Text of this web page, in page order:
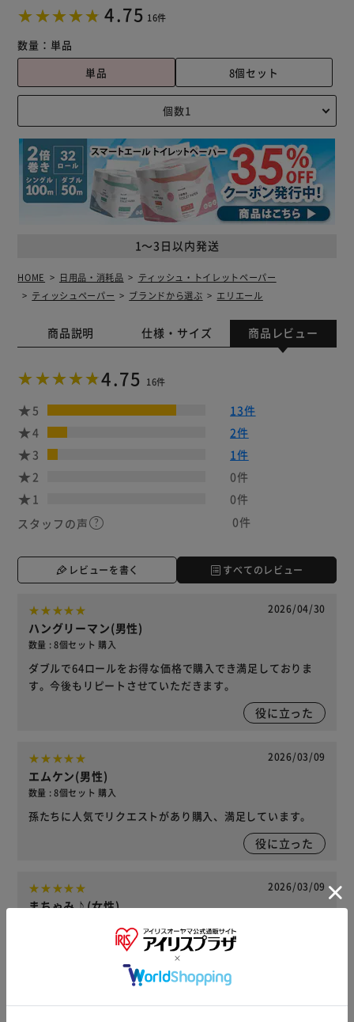
4.75 16件
数量： 単品
単品
8個セット
1～3日以内発送
HOME 日用品・消耗品
ティッシュ・トイレットペーパー
ティッシュペーパー
ブランドから選ぶ エリエール
商品説明 仕様・サイズ 商品レビュー
4.75 16件
5
13件
4
2件
3
1件
2
0件
1
0件
スタッフの声
0件
レビューを書く すべてのレビュー
2026/04/30
ハングリーマン(男性)
数量 : 8個セット 購入
ダブルで64ロールをお得な価格で購入でき満足しておりま
す。今後もリピートさせていただきます。
役に立った
2026/03/09
エムケン(男性)
数量 : 8個セット 購入
孫たちに人気でリクエストがあり購入、満足しています。
役に立った
2026/03/09
まちゃみ♪(女性)
買い出しで、いつも３袋買うので、ここで大量買い出来るの
が、ありがたい。再度、購入予定です。